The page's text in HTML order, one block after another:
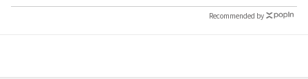
Recommended by